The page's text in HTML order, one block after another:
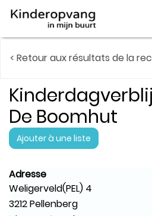
< Retour aux résultats de la
De Boomhut
Ajouter à une liste
Adresse
Weligerveld(PEL) 4
3212 Pellenberg